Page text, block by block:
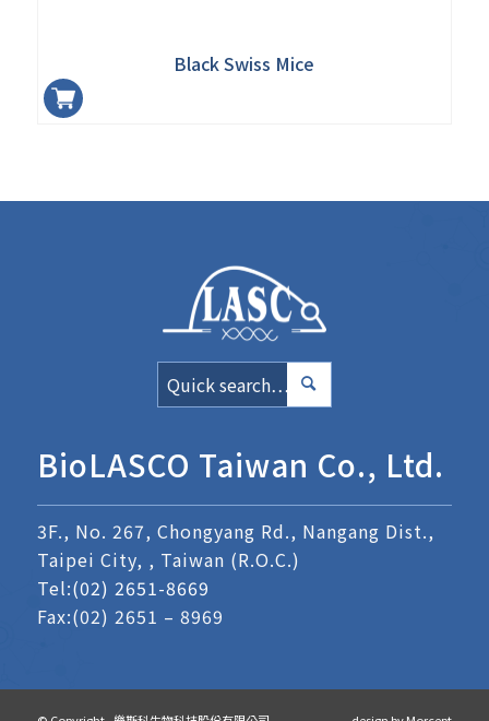
Black Swiss Mice
BioLASCO Taiwan Co., Ltd.
3F., No. 267, Chongyang Rd., Nangang Dist.,
Taipei City, , Taiwan (R.O.C.)
Tel:(02) 2651-8669
Fax:(02) 2651 – 8969